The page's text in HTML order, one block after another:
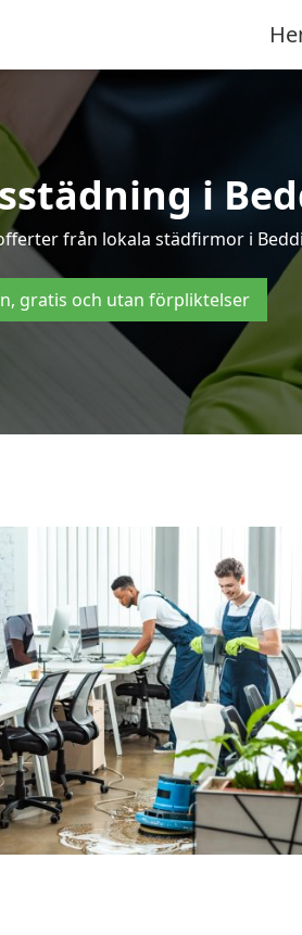
i
från lokala städfirmor i
gratis och utan förpliktelser